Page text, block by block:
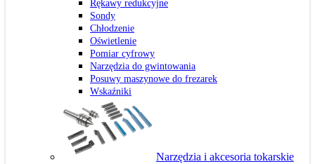
Rękawy redukcyjne
Sondy
Chłodzenie
Oświetlenie
Pomiar cyfrowy
Narzędzia do gwintowania
Posuwy maszynowe do frezarek
Wskaźniki
Narzędzia i akcesoria tokarskie